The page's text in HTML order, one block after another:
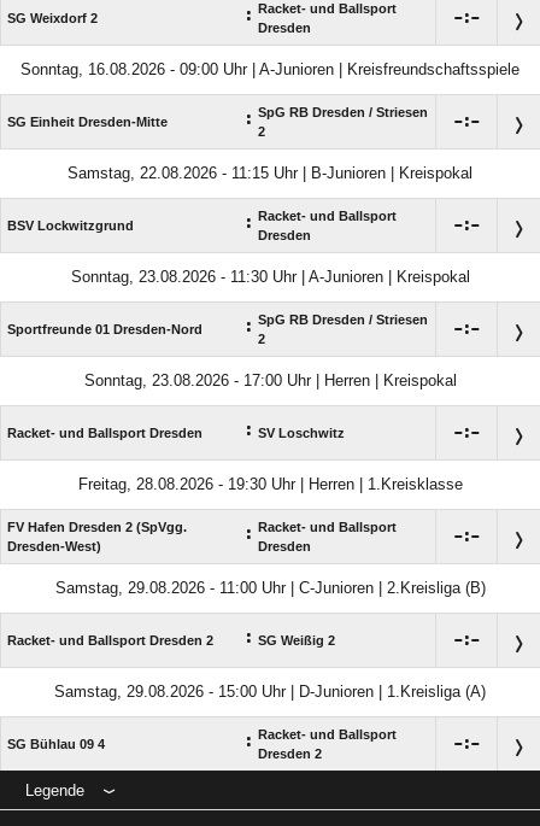
SG Weixdorf 2 : Racket- und Ballsport
Dresden
:
Sonntag, 16.08.2026 - 09:00 Uhr | A-Junioren | Kreisfreundschaftsspiele
SG Einheit Dresden-Mitte : SpG RB Dresden /​ Striesen
2
:
Samstag, 22.08.2026 - 11:15 Uhr | B-Junioren | Kreispokal
BSV Lockwitzgrund : Racket- und Ballsport
Dresden
:
Sonntag, 23.08.2026 - 11:30 Uhr | A-Junioren | Kreispokal
Sportfreunde 01 Dresden-Nord : SpG RB Dresden /​ Striesen
2
:
Sonntag, 23.08.2026 - 17:00 Uhr | Herren | Kreispokal
Racket- und Ballsport Dresden : SV Loschwitz :
Freitag, 28.08.2026 - 19:30 Uhr | Herren | 1.Kreisklasse
FV Hafen Dresden 2 (SpVgg.
Dresden-West)
: Racket- und Ballsport
Dresden
:
Samstag, 29.08.2026 - 11:00 Uhr | C-Junioren | 2.Kreisliga (B)
Racket- und Ballsport Dresden 2 : SG Weißig 2 :
Samstag, 29.08.2026 - 15:00 Uhr | D-Junioren | 1.Kreisliga (A)
SG Bühlau 09 4 : Racket- und Ballsport
Dresden 2
:
Legende